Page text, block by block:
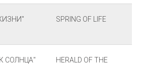
SPRING OF LIFE
СОЛНЦА"
HERALD OF THE